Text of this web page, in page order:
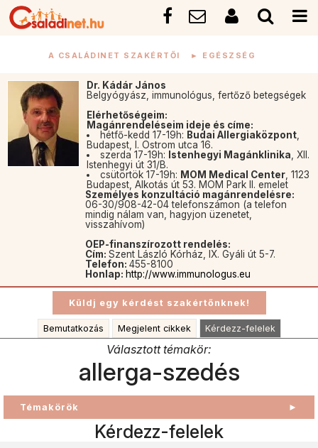
A CSALÁDINET SZAKÉRTŐI ► EGÉSZSÉG
Dr. Kádár János
Belgyógyász, immunológus, fertőző betegségek
Elérhetőségeim:
Magánrendeléseim ideje és címe:
hétfő-kedd 17-19h: Budai Allergiaközpont,
Budapest, I. Ostrom utca 16.
szerda 17-19h:
Istenhegyi Magánklinika , XII.
Istenhegyi út 31/B.
csütörtök 17-19h: MOM Medical Center, 1123
Budapest, Alkotás út 53. MOM Park II. emelet
Személyes konzultáció magánrendelésre:
06-30/908-42-04 telefonszámon (a telefon
mindig nálam van, hagyjon üzenetet,
visszahívom)
OEP-finanszírozott rendelés:
Cím: Szent László Kórház, IX. Gyáli út 5-7.
Telefon: 455-8100
Honlap: http://www.immunologus.eu
Bemutatkozás Megjelent cikkek Kérdezz-felelek
Választott témakör:
allerga-szedés
Témakörök ►
Kérdezz-felelek